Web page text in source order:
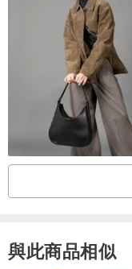
生產地點：泰國
與此商品相似